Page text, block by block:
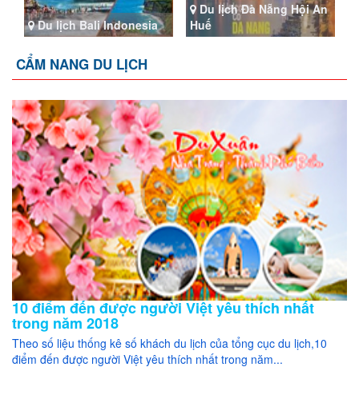
Du lịch Bali Indonesia
Du lịch Đà Nẵng Hội An
Huế
CẨM NANG DU LỊCH
10 điểm đến được người Việt yêu thích nhất
trong năm 2018
Theo số liệu thống kê số khách du lịch của tổng cục du lịch,10
điểm đến được người Việt yêu thích nhất trong năm...